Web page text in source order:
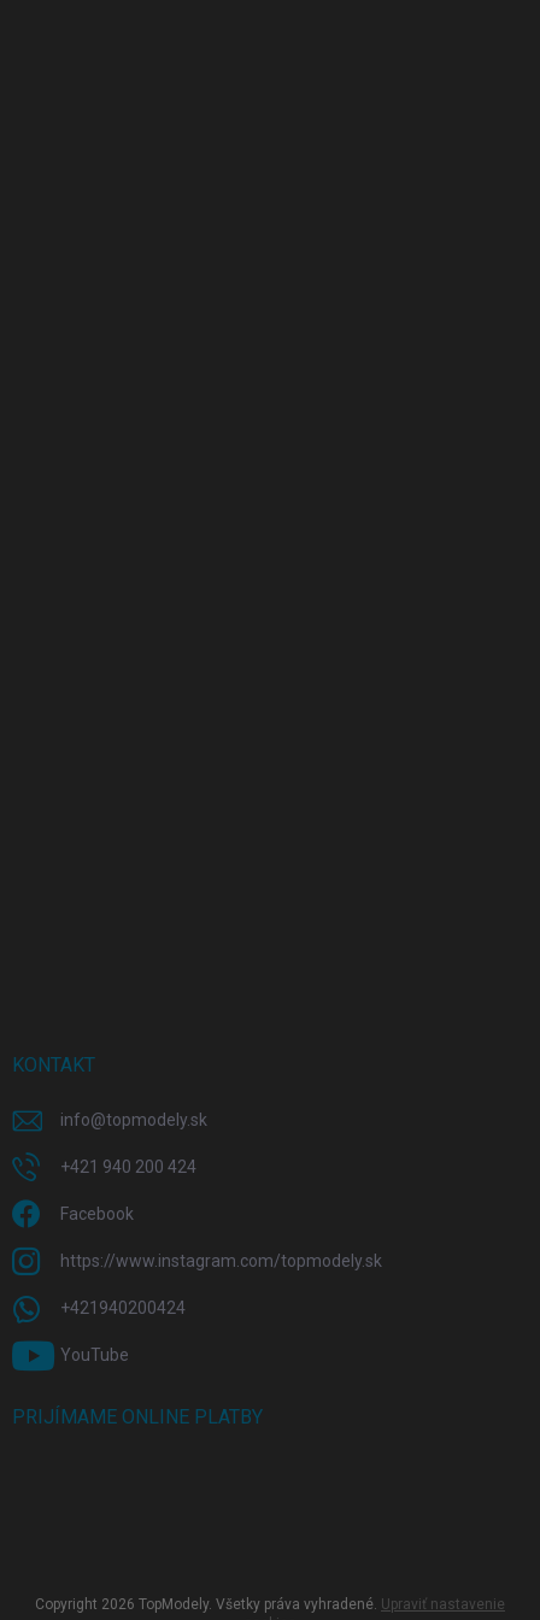
KONTAKT
info@topmodely.sk
+421 940 200 424
Facebook
https://www.instagram.com/topmodely.sk
+421940200424
YouTube
PRIJÍMAME ONLINE PLATBY
Copyright 2026 TopModely. Všetky práva vyhradené. Upraviť nastavenie